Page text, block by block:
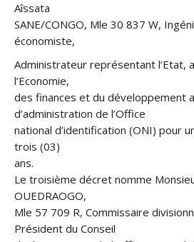
Aîssata
SANE/CONGO, Mle 30 837 W,
économiste,
Administrateur représentant l’Etat,
l’Economie,
des finances et du développement
d’administration de l’Office
national d’identification (ONI) pour
trois (03)
ans.
Le troisième décret nomme
OUEDRAOGO,
Mle 57 709 R, Commissaire
Président du Conseil